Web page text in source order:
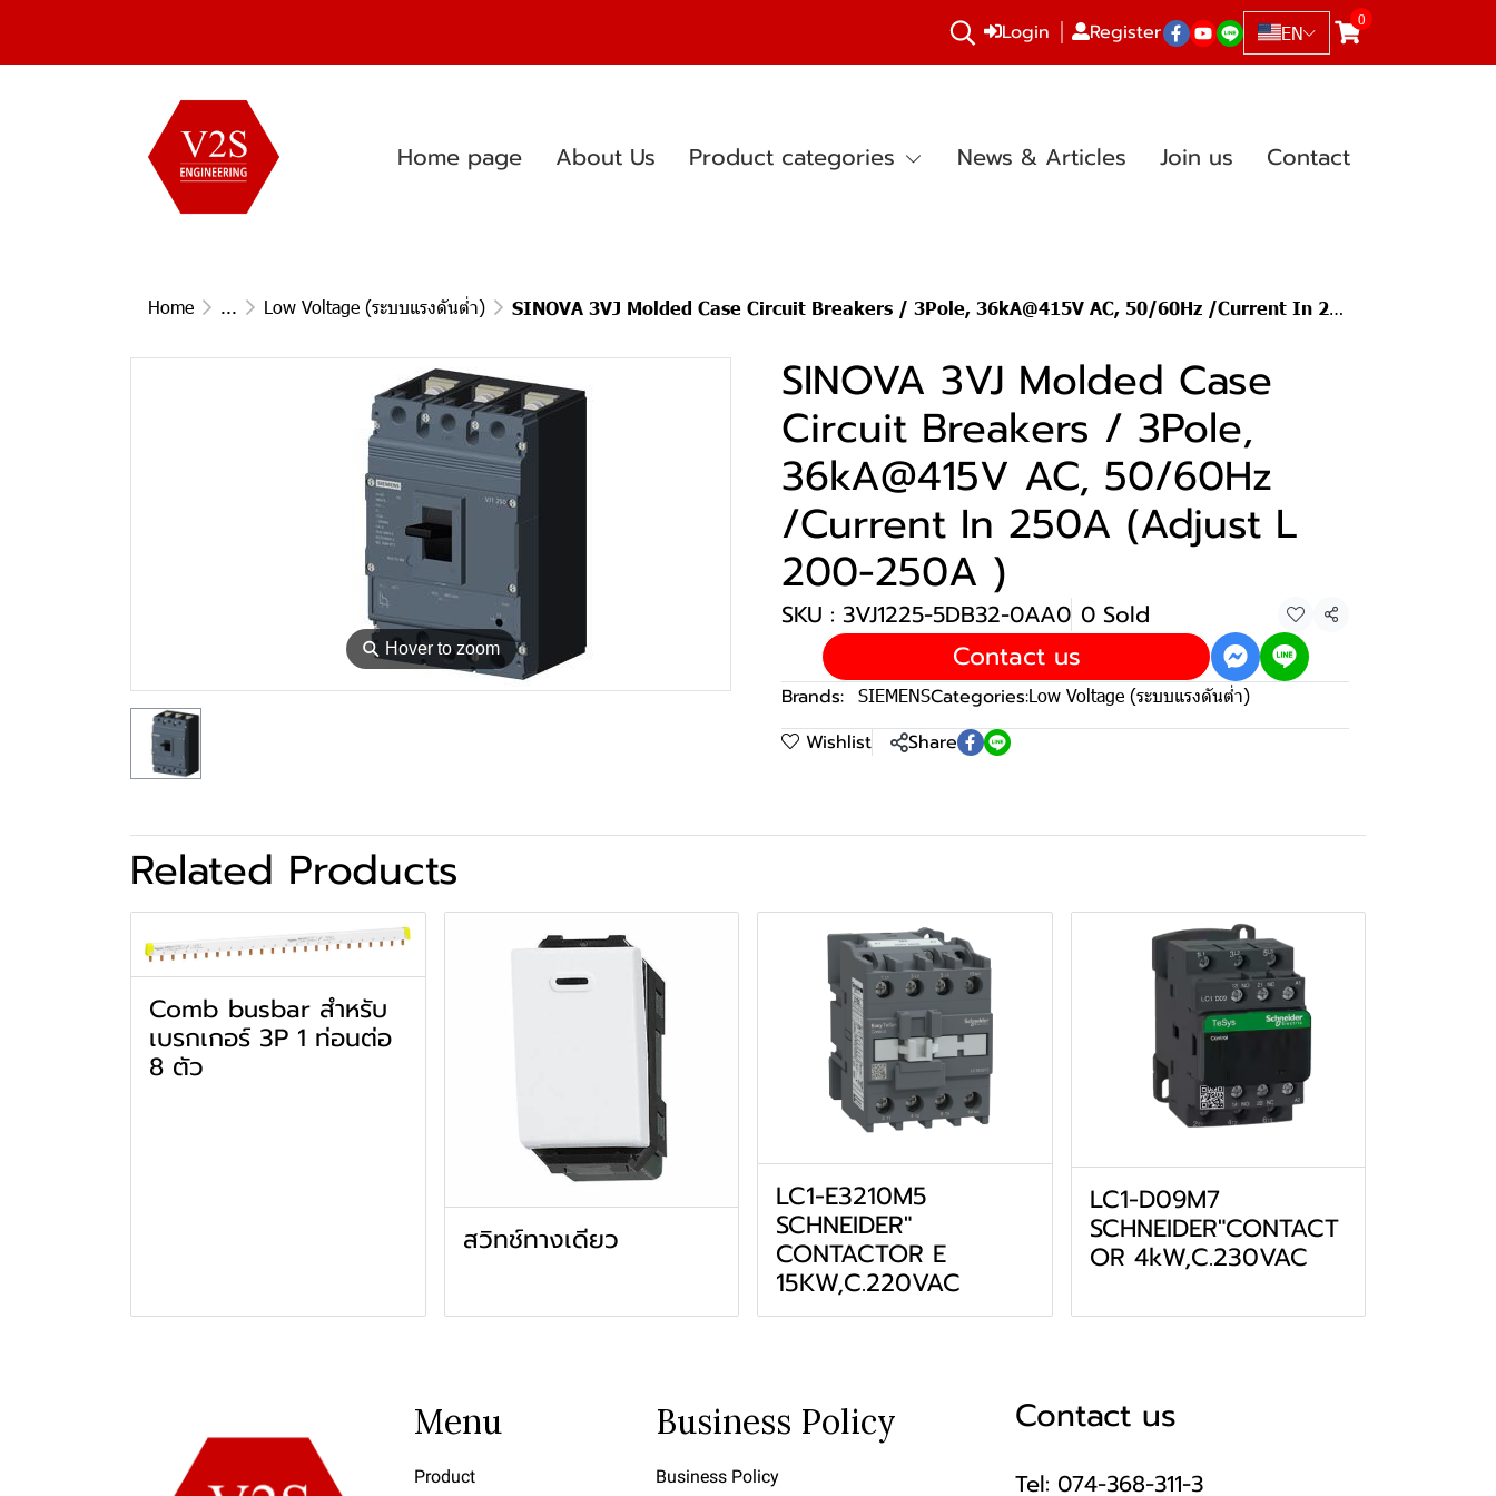
Login Register EN
0
Home page About Us Product categories News & Articles Join us Contact
Home ... Low Voltage (ระบบแรงดันต่ำ) SINOVA 3VJ Molded Case Circuit Breakers / 3Pole, 36kA@415V AC, 50/60Hz /Current In 250A (Adjust L 200-250A )
⚲ Hover to zoom
SINOVA 3VJ Molded Case
Circuit Breakers / 3Pole,
36kA@415V AC, 50/60Hz
/Current In 250A (Adjust L
200-250A )
SKU : 3VJ1225-5DB32-0AA0 0 Sold
Share
Contact us
Brands: SIEMENSCategories:Low Voltage (ระบบแรงดันต่ำ)
Wishlist Share
Related Products
Comb busbar สำหรับ
เบรกเกอร์ 3P 1 ท่อนต่อ
8 ตัว
สวิทช์ทางเดียว
LC1-E3210M5
SCHNEIDER"
CONTACTOR E
15KW,C.220VAC
LC1-D09M7
SCHNEIDER"CONTACT
OR 4kW,C.230VAC
Menu
Product
Business Policy
Business Policy
Contact us
Tel: 074-368-311-3